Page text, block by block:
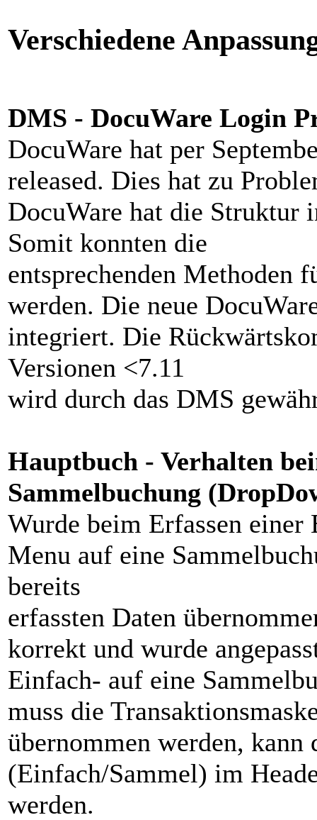
Verschiedene
DMS - DocuWare Login
DocuWare hat per
released. Dies hat zu
DocuWare hat die Struktur
Somit konnten die
entsprechenden Methoden
werden. Die neue
integriert. Die
Versionen <7.11
wird durch das DMS
Hauptbuch - Verhalten
Sammelbuchung
Wurde beim Erfassen
Menu auf eine
bereits
erfassten Daten
korrekt und wurde
Einfach- auf eine
muss die
übernommen werden, kann
(Einfach/Sammel) im
werden.